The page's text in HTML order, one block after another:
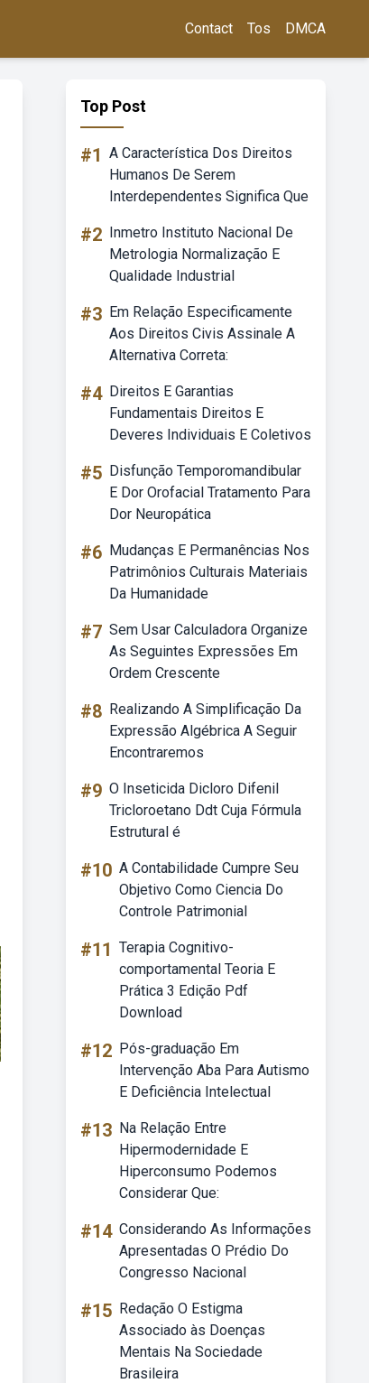
Contact Tos DMCA
Top Post
#1 A Característica Dos Direitos
Humanos De Serem
Interdependentes Significa Que
#2 Inmetro Instituto Nacional De
Metrologia Normalização E
Qualidade Industrial
#3 Em Relação Especificamente
Aos Direitos Civis Assinale A
Alternativa Correta:
#4 Direitos E Garantias
Fundamentais Direitos E
Deveres Individuais E Coletivos
#5 Disfunção Temporomandibular
E Dor Orofacial Tratamento Para
Dor Neuropática
#6 Mudanças E Permanências Nos
Patrimônios Culturais Materiais
Da Humanidade
#7 Sem Usar Calculadora Organize
As Seguintes Expressões Em
Ordem Crescente
#8 Realizando A Simplificação Da
Expressão Algébrica A Seguir
Encontraremos
#9 O Inseticida Dicloro Difenil
Tricloroetano Ddt Cuja Fórmula
Estrutural é
#10 A Contabilidade Cumpre Seu
Objetivo Como Ciencia Do
Controle Patrimonial
#11 Terapia Cognitivo-
comportamental Teoria E
Prática 3 Edição Pdf
Download
#12 Pós-graduação Em
Intervenção Aba Para Autismo
E Deficiência Intelectual
#13 Na Relação Entre
Hipermodernidade E
Hiperconsumo Podemos
Considerar Que:
#14 Considerando As Informações
Apresentadas O Prédio Do
Congresso Nacional
#15 Redação O Estigma
Associado às Doenças
Mentais Na Sociedade
Brasileira